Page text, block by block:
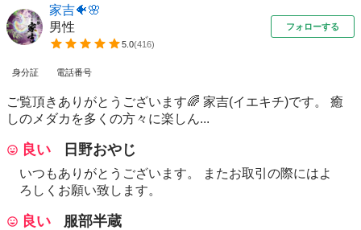
家吉🐠🌸
男性
5.0(416)
フォローする
身分証 電話番号
ご覧頂きありがとうございます🌈 家吉(イエキチ)です。 癒
しのメダカを多くの方々に楽しん...
良い 日野おやじ
いつもありがとうございます。 またお取引の際にはよ
ろしくお願い致します。
良い 服部半蔵